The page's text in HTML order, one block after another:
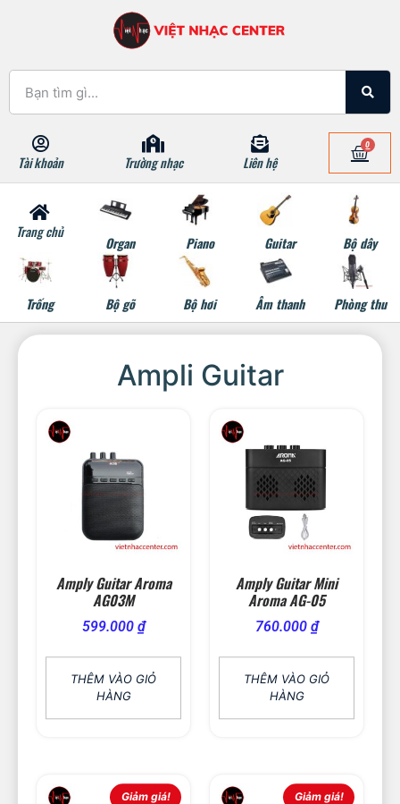
Tài khoản Trường nhạc Liên hệ
0
Trang chủ
Organ Piano Guitar Bộ dây
Trống Bộ gõ Bộ hơi Âm thanh Phòng thu
Ampli Guitar
Amply Guitar Aroma
AG03M
599.000 ₫
THÊM VÀO GIỎ
HÀNG
Amply Guitar Mini
Aroma AG-05
760.000 ₫
THÊM VÀO GIỎ
HÀNG
Giảm giá! Giảm giá!